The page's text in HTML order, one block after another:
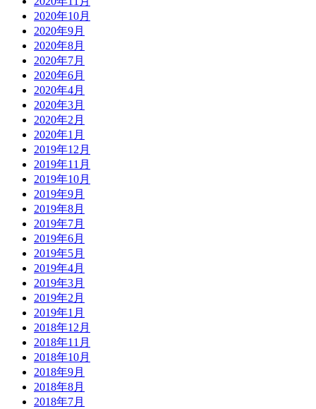
2020年10月
2020年9月
2020年8月
2020年7月
2020年6月
2020年4月
2020年3月
2020年2月
2020年1月
2019年12月
2019年11月
2019年10月
2019年9月
2019年8月
2019年7月
2019年6月
2019年5月
2019年4月
2019年3月
2019年2月
2019年1月
2018年12月
2018年11月
2018年10月
2018年9月
2018年8月
2018年7月